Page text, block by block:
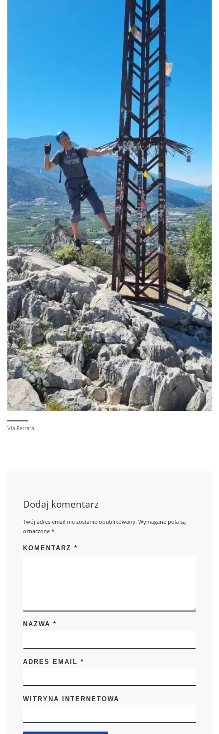
Via Ferrata
Dodaj komentarz
Twój adres email nie zostanie opublikowany. Wymagane pola są
oznaczone*
KOMENTARZ*
NAZWA*
ADRES EMAIL*
WITRYNA INTERNETOWA